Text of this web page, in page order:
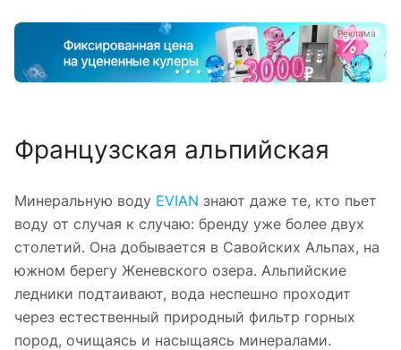
Реклама
Французская альпийская
Минеральную воду EVIAN знают даже те, кто пьет
воду от случая к случаю: бренду уже более двух
столетий. Она добывается в Савойских Альпах, на
южном берегу Женевского озера. Альпийские
ледники подтаивают, вода неспешно проходит
через естественный природный фильтр горных
пород, очищаясь и насыщаясь минералами.